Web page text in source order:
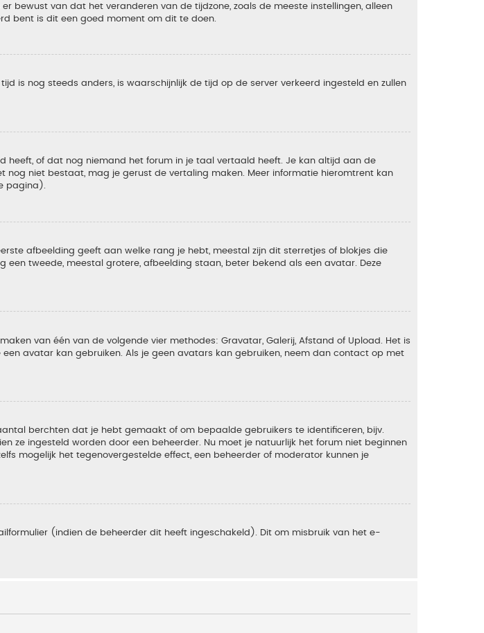
bewust van dat het veranderen van de tijdzone, zoals de meeste instellingen, alleen
bent is dit een goed moment om dit te doen.
is nog steeds anders, is waarschijnlijk de tijd op de server verkeerd ingesteld en zullen
heeft, of dat nog niemand het forum in je taal vertaald heeft. Je kan altijd aan de
nog niet bestaat, mag je gerust de vertaling maken. Meer informatie hieromtrent kan
pagina).
afbeelding geeft aan welke rang je hebt, meestal zijn dit sterretjes of blokjes die
tweede, meestal grotere, afbeelding staan, beter bekend als een avatar. Deze
van één van de volgende vier methodes: Gravatar, Galerij, Afstand of Upload. Het is
avatar kan gebruiken. Als je geen avatars kan gebruiken, neem dan contact op met
berchten dat je hebt gemaakt of om bepaalde gebruikers te identificeren, bijv.
ze ingesteld worden door een beheerder. Nu moet je natuurlijk het forum niet beginnen
mogelijk het tegenovergestelde effect, een beheerder of moderator kunnen je
(indien de beheerder dit heeft ingeschakeld). Dit om misbruik van het e-